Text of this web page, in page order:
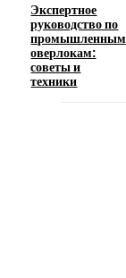
бурлеска
Экспертное
руководство по
промышленным
оверлокам:
советы и
техники